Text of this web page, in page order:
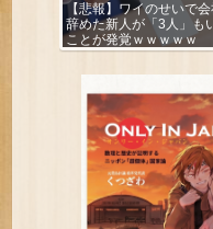
【悲報】ワイのせいで会
辞めた新人が「3人」も
ことが発覚ｗｗｗｗｗ